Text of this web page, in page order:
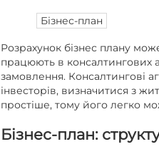
Бізнес-план
Розрахунок бізнес плану
працюють в консалтингових
замовлення. Консалтингові
інвесторів, визначитися з
простіше, тому його легко
Бізнес-план: